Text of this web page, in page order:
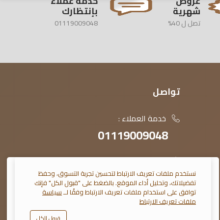
شهرية
تصل ل 40%
بإنتظارك
01119009048
تواصل
خدمة العملاء :
01119009048
محافظة الغربية ، المحلة الكبرى ،
شارع الجيش ، عمارات الأوقاف ، معارض
النمرسي
contact@elnomrosy.com
نستخدم ملفات تعريف الارتباط لتحسين تجربة التسوق، وحفظ
تفضيلاتك، وتحليل أداء الموقع. بالضغط على "قبول الكل" فإنك
توافق على استخدام ملفات تعريف الارتباط وفقًا لــسياسة
ملفات تعريف الارتباط